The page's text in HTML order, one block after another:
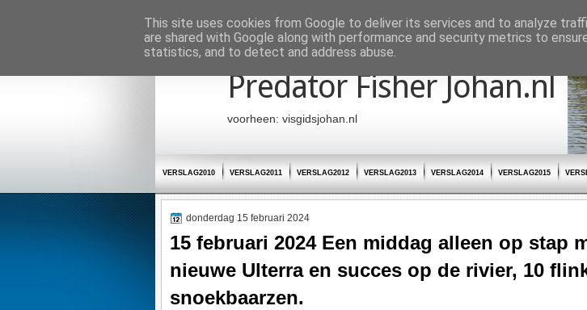
Startpagina
Predator Fisher Johan.nl
voorheen: visgidsjohan.nl
VERSLAG2010 VERSLAG2011 VERSLAG2012 VERSLAG2013 VERSLAG2014 VERSLAG2015
donderdag 15 februari 2024
15 februari 2024 Een middag alleen op stap
nieuwe Ulterra en succes op de rivier, 10
snoekbaarzen.
This site uses cookies from Google to deliver its services and to analyze
are shared with Google along with performance and security metrics to
statistics, and to detect and address abuse.